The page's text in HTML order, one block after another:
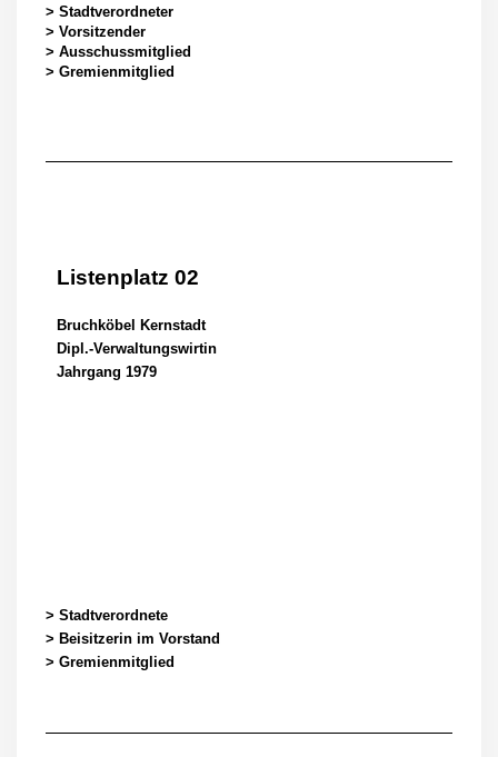
> Stadtverordneter
> Vorsitzender
> Ausschussmitglied
> Gremienmitglied
Listenplatz 02
Bruchköbel Kernstadt
Dipl.-Verwaltungswirtin
Jahrgang 1979
> Stadtverordnete
> Beisitzerin im Vorstand
> Gremienmitglied